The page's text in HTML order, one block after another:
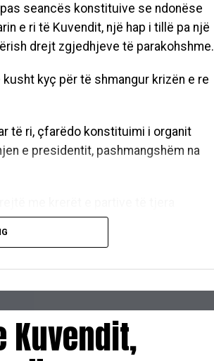
seancës konstituive se ndonëse
e ri të Kuvendit, një hap i tillë pa një
drejt zgjedhjeve të parakohshme.
kyç për të shmangur krizën e re
të ri, çfarëdo konstituimi i organit
e presidentit, pashmangshëm na
për të gjitha institucionet
dhe ta zgjedhim presidentin,”
që të ulen në tryezën e
Kuvendit,